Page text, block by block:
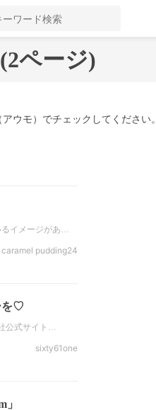
(2ページ)
ウモ）でチェックしてください。
るイメージがあ…
caramel pudding24
を♡
公式サイト…
sixty61one